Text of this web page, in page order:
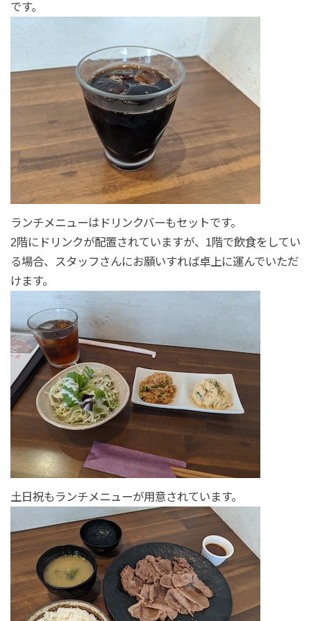
です。
ランチメニューはドリンクバーもセットです。
2階にドリンクが配置されていますが、1階で飲食をしてい
る場合、スタッフさんにお願いすれば卓上に運んでいただ
けます。
土日祝もランチメニューが用意されています。